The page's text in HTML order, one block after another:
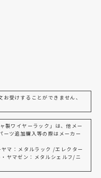
受けすることができません、
製ワイヤーラック」は、他メー
ーツ追加購入等の際はメーカー
マ：メタルラック /エレクター
ヤマゼン：メタルシェルフ/ニ